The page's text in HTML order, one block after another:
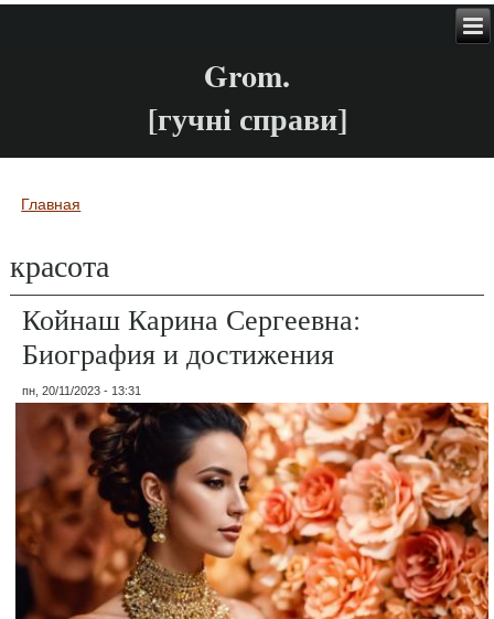
Grom.
[гучні справи]
Вы здесь
Главная
красота
Койнаш Карина Сергеевна:
Биография и достижения
пн, 20/11/2023 - 13:31